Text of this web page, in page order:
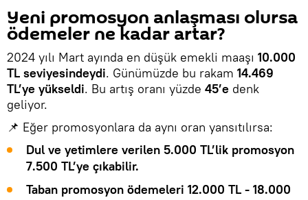
Yeni promosyon anlaşması olursa
ödemeler ne kadar artar?
2024 yılı Mart ayında en düşük emekli maaşı 10.000
TL seviyesindeydi. Günümüzde bu rakam 14.469
TL’ye yükseldi. Bu artış oranı yüzde 45’e denk
geliyor.
📌 Eğer promosyonlara da aynı oran yansıtılırsa:
Dul ve yetimlere verilen 5.000 TL’lik promosyon
7.500 TL’ye çıkabilir.
Taban promosyon ödemeleri 12.000 TL - 18.000